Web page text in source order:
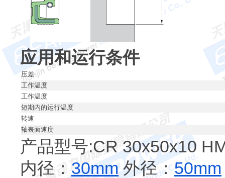
应用和运行条件
压差
工作温度
工作温度
短期内的运行温度
转速
轴表面速度
产品型号:CR 30x50x10
内径： 30mm外径：50mm